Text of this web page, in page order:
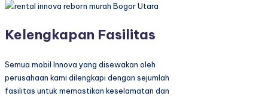
Kelengkapan Fasilitas
Semua mobil Innova yang disewakan oleh
perusahaan kami dilengkapi dengan sejumlah
fasilitas untuk memastikan keselamatan dan